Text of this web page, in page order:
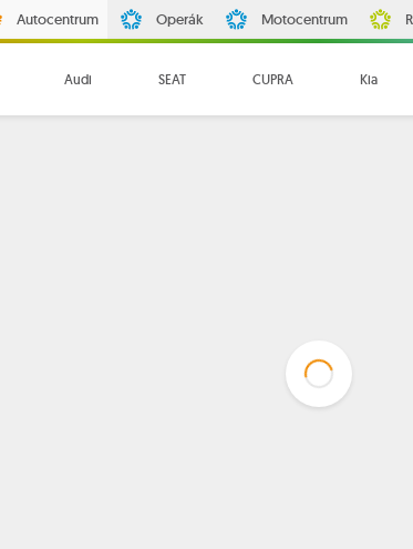
Autocentrum Operák Motocentrum
Audi SEAT CUPRA Kia